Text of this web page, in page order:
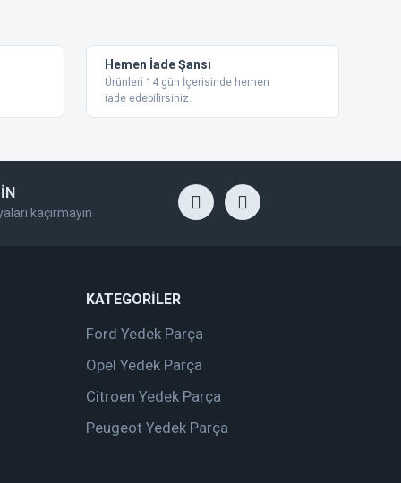
Hemen İade Şansı
Ürünleri 14 gün İçerisinde hemen
iade edebilirsiniz.
kaçırmayın
KATEGORİLER
Ford Yedek Parça
Opel Yedek Parça
Citroen Yedek Parça
Peugeot Yedek Parça